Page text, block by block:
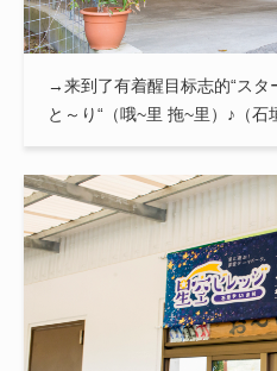
→来到了有着醒目标志的“スタ
と～り“（哦~里 拖~里）♪（石